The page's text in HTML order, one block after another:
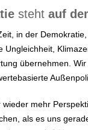
steht auf
in der
Ungleichheit,
übernehmen.
mehr
als es uns